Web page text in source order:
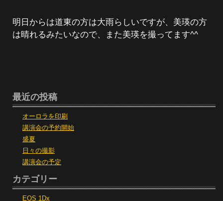
明日からは道東の方は大雨らしいですが、美瑛の方
は晴れるみたいなので、また美瑛を撮ってます^^
最近の投稿
オーロラを印刷
講演会の予約開始
盛夏
日々の撮影
講演会の予定
カテゴリー
EOS 1Dx